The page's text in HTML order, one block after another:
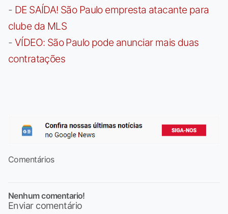
- DE SAÍDA! São Paulo empresta atacante para
clube da MLS
- VÍDEO: São Paulo pode anunciar mais duas
contratações
Comentários
Nenhum comentario!
Enviar comentário